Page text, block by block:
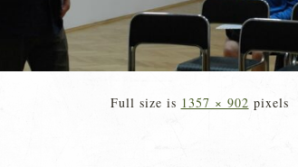
Full size is 1357 × 902 pixels